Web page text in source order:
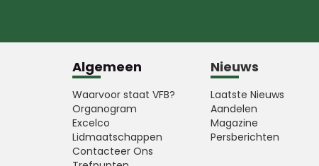
Algemeen
Waarvoor staat VFB?
Organogram
Excelco
Lidmaatschappen
Contacteer Ons
Nieuws
Laatste Nieuws
Aandelen
Magazine
Persberichten